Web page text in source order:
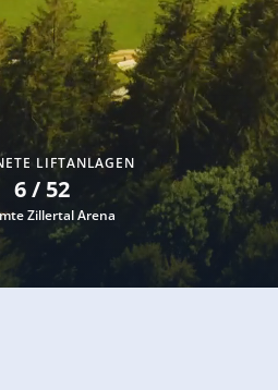
LIFTANLAGEN
6 / 52
Zillertal Arena